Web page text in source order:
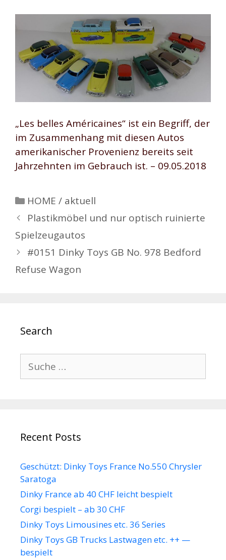
„Les belles Américaines“ ist ein Begriff, der
im Zusammenhang mit diesen Autos
amerikanischer Provenienz bereits seit
Jahrzehnten im Gebrauch ist. – 09.05.2018
Kategorien
HOME / aktuell
Beitrags-
Navigation
Plastikmöbel und nur optisch ruinierte
Spielzeugautos
#0151 Dinky Toys GB No. 978 Bedford
Refuse Wagon
Search
nach:
Recent Posts
Geschützt: Dinky Toys France No.550 Chrysler
Saratoga
Dinky France ab 40 CHF leicht bespielt
Corgi bespielt – ab 30 CHF
Dinky Toys Limousines etc. 36 Series
Dinky Toys GB Trucks Lastwagen etc. ++ —
bespielt